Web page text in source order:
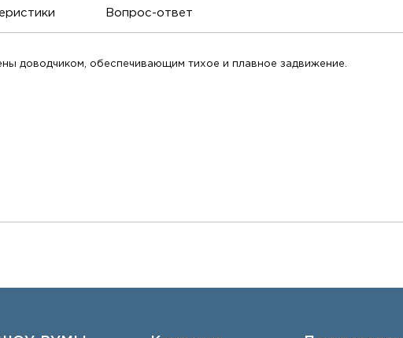
Вопрос-ответ
доводчиком, обеспечивающим тихое и плавное задвижение.